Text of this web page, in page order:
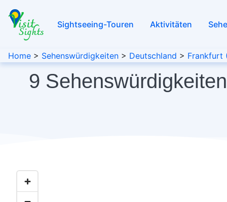
Sightseeing-Touren Aktivitäten
Home > Sehenswürdigkeiten > Deutschland > Frankfurt
9